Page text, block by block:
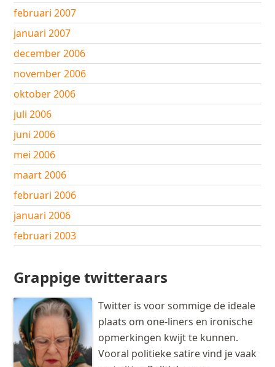
februari 2007
januari 2007
december 2006
november 2006
oktober 2006
juli 2006
juni 2006
mei 2006
maart 2006
februari 2006
januari 2006
februari 2003
Grappige twitteraars
Twitter is voor sommige de ideale
plaats om one-liners en ironische
opmerkingen kwijt te kunnen.
Vooral politieke satire vind je vaak